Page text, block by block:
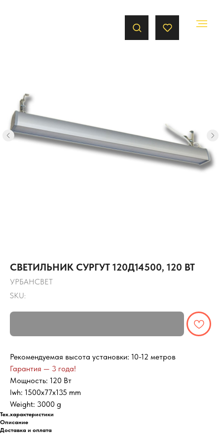
СВЕТИЛЬНИК СУРГУТ 120Д14500, 120 ВТ
УРБАНСВЕТ
SKU:
Рекомендуемая высота установки: 10-12 метров
Гарантия — 3 года!
Мощность: 120 Вт
lwh: 1500x77x135 mm
Weight: 3000 g
Тех.характеристики
Описание
Доставка и оплата